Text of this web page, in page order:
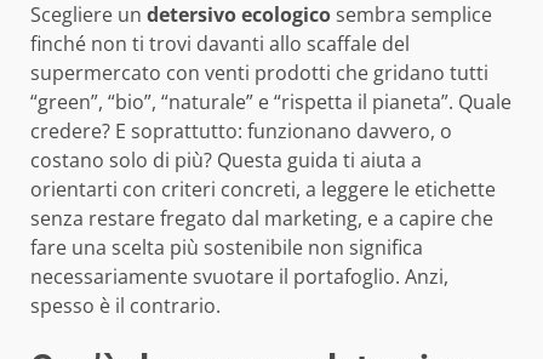
Scegliere un detersivo ecologicosembra semplice
finché non ti trovi davanti allo scaffale del
supermercato con venti prodotti che gridano tutti
“green”, “bio”, “naturale” e “rispetta il pianeta”. Quale
credere? E soprattutto: funzionano davvero, o
costano solo di più? Questa guida ti aiuta a
orientarti con criteri concreti, a leggere le etichette
senza restare fregato dal marketing, e a capire che
fare una scelta più sostenibile non significa
necessariamente svuotare il portafoglio. Anzi,
spesso è il contrario.